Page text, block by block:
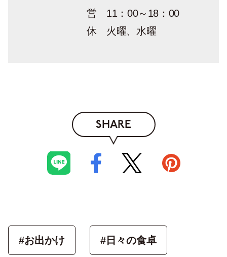
営 11：00～18：00
休 火曜、水曜
SHARE
#お出かけ #日々の食卓